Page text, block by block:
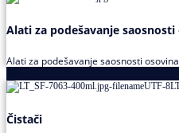
Alati za podešavanje saosnosti
Alati za podešavanje saosnosti osovina
Čistači